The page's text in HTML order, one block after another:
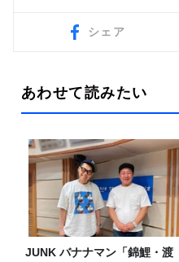
シェア
あわせて読みたい
JUNK バナナマン「錦鯉・渡